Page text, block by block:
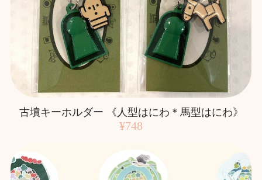
古墳キーホルダー 《人型はにわ＊馬型はにわ》
¥748